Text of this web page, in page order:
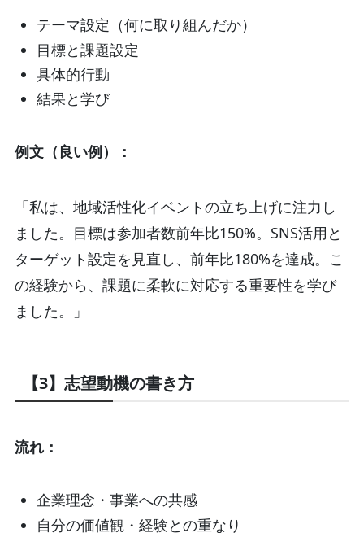
テーマ設定（何に取り組んだか）
目標と課題設定
具体的行動
結果と学び
例文（良い例）：
「私は、地域活性化イベントの立ち上げに注力し
ました。目標は参加者数前年比150%。SNS活用と
ターゲット設定を見直し、前年比180%を達成。こ
の経験から、課題に柔軟に対応する重要性を学び
ました。」
【3】志望動機の書き方
流れ：
企業理念・事業への共感
自分の価値観・経験との重なり